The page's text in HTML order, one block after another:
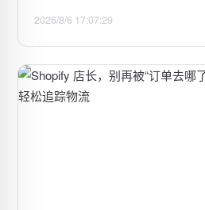
grid. 项目地址:
https://gitcode.com/gh_mirrors/uv/
Blender中杂乱的UV布局而烦恼
2026/8/6 17:07:29